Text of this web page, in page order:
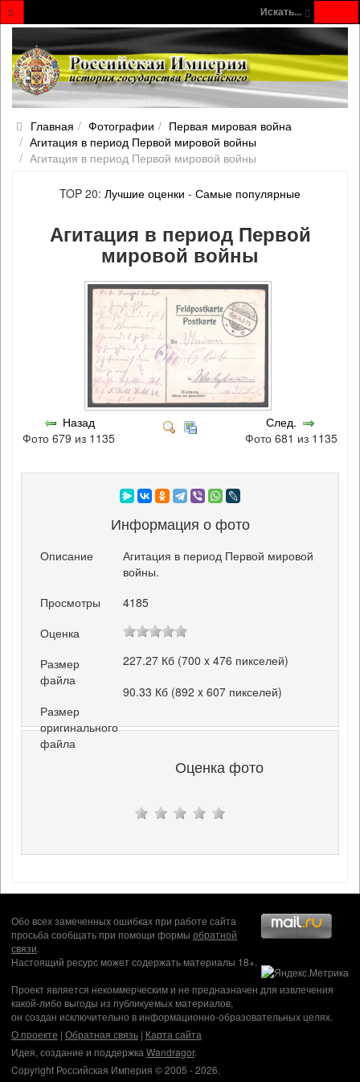
Искать...
Главная Фотографии
Первая мировая война
Агитация в период Первой мировой войны
Агитация в период Первой мировой войны
TOP 20: Лучшие оценки - Самые популярные
Агитация в период Первой
мировой войны
Назад
Фото 679 из 1135
След.
Фото 681 из 1135
Информация о фото
Описание
Агитация в период Первой мировой
войны.
Просмотры
4185
Оценка
Размер
файла
227.27 Кб (700 x 476 пикселей)
Размер
оригинального
файла
90.33 Кб (892 x 607 пикселей)
Оценка фото
Обо всех замеченных ошибках при работе сайта
просьба сообщать при помощи формы обратной
связи.
Настоящий ресурс может содержать материалы 18+.
Проект является некоммерческим и не предназначен для извлечения
какой-либо выгоды из публикуемых материалов,
он создан исключительно в информационно-образовательных целях.
О проекте | Обратная связь | Карта сайта
Идея, создание и поддержка Wandragor.
Copyright Российская Империя © 2005 - 2026.